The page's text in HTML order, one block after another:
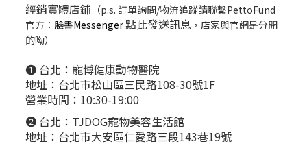
經銷實體店鋪 （p.s. 訂單詢問/物流追蹤請聯繫PettoFund
官方： 臉書Messenger點此發送訊息 ，店家與官網是分開
的呦）
❶ 台北： 寵博健康動物醫院
地址：台北市松山區三民路108-30號1F
營業時間：10:30-19:00
❷ 台北： TJDOG寵物美容生活館
地址：台北市大安區仁愛路三段143巷19號